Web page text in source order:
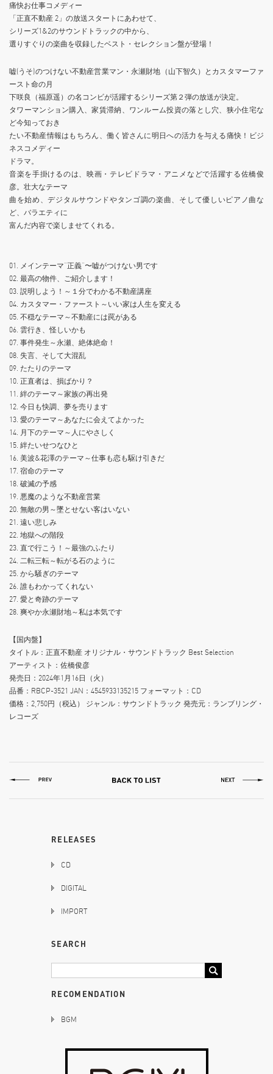
痛快お仕事コメディー
「正直不動産 2」の放送スタートにあわせて、
シリーズ1&2のサウンドトラックの中から、
選りすぐりの楽曲を収録したベスト・セレクション盤が登場！
嘘(うそ)のつけない不動産営業マン・永瀬財地（山下智久）とカスタマーファ
ースト命の月
下咲良（福原遥）の名コンビが活躍するシリーズ第２弾の放送が決定。
タワーマンション購入、家賃滞納、ワンルーム投資の落とし穴、狭小住宅な
ど今知っておき
たい不動産情報はもちろん、働く皆さんに明日への活力を与える痛快！ビジ
ネスコメディー
ドラマ。
音楽を手掛けるのは、映画・テレビドラマ・アニメなどで活躍する佐橋俊
彦。壮大なテーマ
曲を始め、デジタルサウンドやタンゴ調の楽曲、そして優しいピアノ曲な
ど、バラエティに
富んだ内容で楽しませてくれる。
01. メインテーマ“正義“〜嘘がつけない男です
02. 最高の物件、ご紹介します！
03. 説明しよう！～１分でわかる不動産講座
04. カスタマー・ファースト～いい家は人生を変える
05. 不穏なテーマ～不動産には罠がある
06. 雲行き、怪しいかも
07. 事件発生～永瀬、絶体絶命！
08. 失言、そして大混乱
09. たたりのテーマ
10. 正直者は、損ばかり？
11. 絆のテーマ～家族の再出発
12. 今日も快調、夢を売ります
13. 愛のテーマ～あなたに会えてよかった
14. 月下のテーマ～人にやさしく
15. 絆たいせつなひと
16. 美波&花澤のテーマ～仕事も恋も駆け引きだ
17. 宿命のテーマ
18. 破滅の予感
19. 悪魔のような不動産営業
20. 無敵の男～墜とせない客はいない
21. 遠い悲しみ
22. 地獄への階段
23. 直で行こう！～最強のふたり
24. 二転三転～転がる石のように
25. から騒ぎのテーマ
26. 誰もわかってくれない
27. 愛と奇跡のテーマ
28. 爽やか永瀬財地～私は本気です
【国内盤】
タイトル：正直不動産 オリジナル・サウンドトラック Best Selection
アーティスト：佐橋俊彦
発売日：2024年1月16日（火）
品番：RBCP-3521 JAN：4545933135215 フォーマット：CD
価格：2,750円（税込） ジャンル：サウンドトラック 発売元：ランブリング・
レコーズ
RELEASES
CD
DIGITAL
IMPORT
SEARCH
RECOMENDATION
BGM